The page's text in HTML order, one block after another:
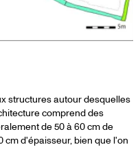
structures autour desquelles
comprend des
de 50 à 60 cm de
cm d'épaisseur, bien que l'on